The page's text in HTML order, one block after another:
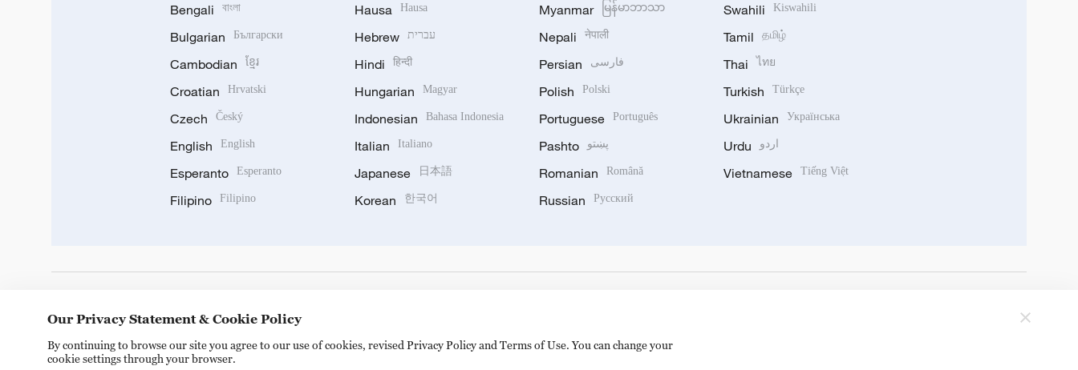
Bengali বাংলা
Bulgarian Български
Cambodian ខ្មែរ
Croatian Hrvatski
Czech Český
English English
Esperanto Esperanto
Filipino Filipino
Hausa Hausa
Hebrew עברית
Hindi हिन्दी
Hungarian Magyar
Indonesian Bahasa Indonesia
Italian Italiano
Japanese 日本語
Korean 한국어
Myanmar မြန်မာဘာသာ
Nepali नेपाली
Persian فارسی
Polish Polski
Portuguese Português
Pashto پښتو
Romanian Română
Russian Русский
Swahili Kiswahili
Tamil தமிழ்
Thai ไทย
Turkish Türkçe
Ukrainian Українська
Urdu اردو
Vietnamese Tiếng Việt
Our Privacy Statement & Cookie Policy
By continuing to browse our site you agree to our use of cookies, revised Privacy Policy and Terms of Use. You can change your
cookie settings through your browser.